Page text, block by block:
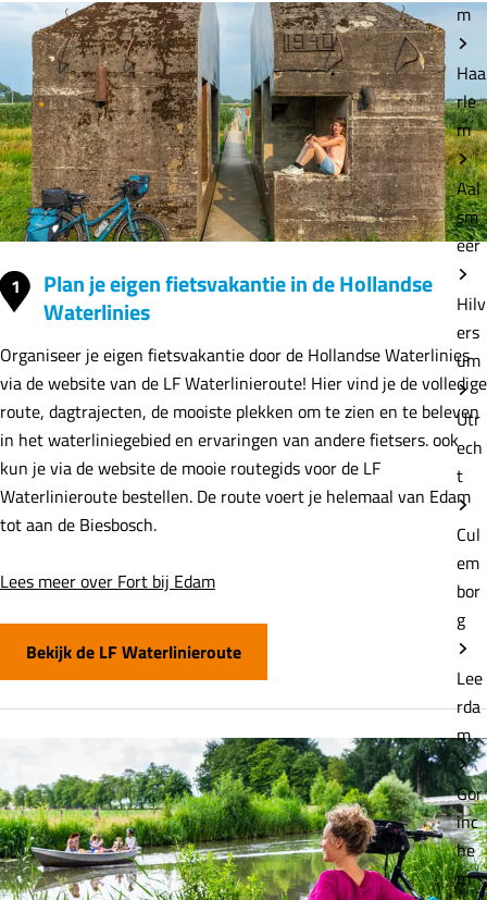
m
Haa
rle
m
Aal
sm
eer
Hilv
ers
um
Utr
ech
t
Cul
em
bor
g
Lee
rda
m
Gor
inc
he
m
1
Plan je eigen fietsvakantie in de Hollandse
Waterlinies
Organiseer je eigen fietsvakantie door de Hollandse Waterlinies
via de website van de LF Waterlinieroute! Hier vind je de volledige
route, dagtrajecten, de mooiste plekken om te zien en te beleven
in het waterliniegebied en ervaringen van andere fietsers. ook
kun je via de website de mooie routegids voor de LF
Waterlinieroute bestellen. De route voert je helemaal van Edam
tot aan de Biesbosch.
Lees meer over Fort bij Edam
Bekijk de LF Waterlinieroute